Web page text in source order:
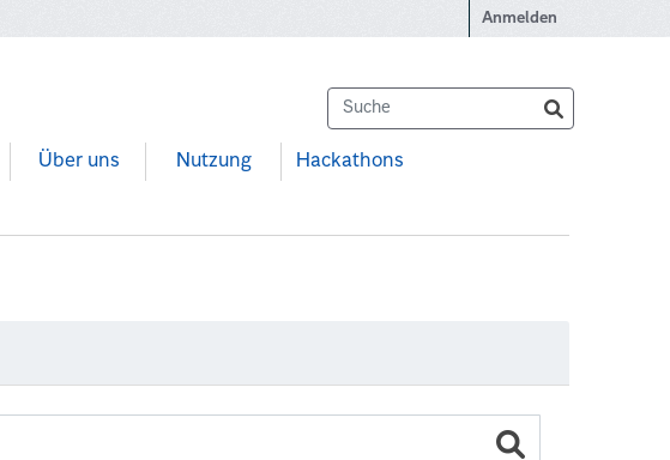
Anmelden
Über uns Nutzung Hackathons